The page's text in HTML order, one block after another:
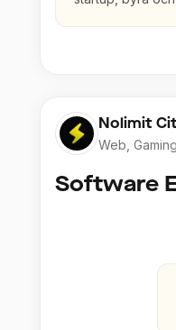
Nolimit
Web,
Software